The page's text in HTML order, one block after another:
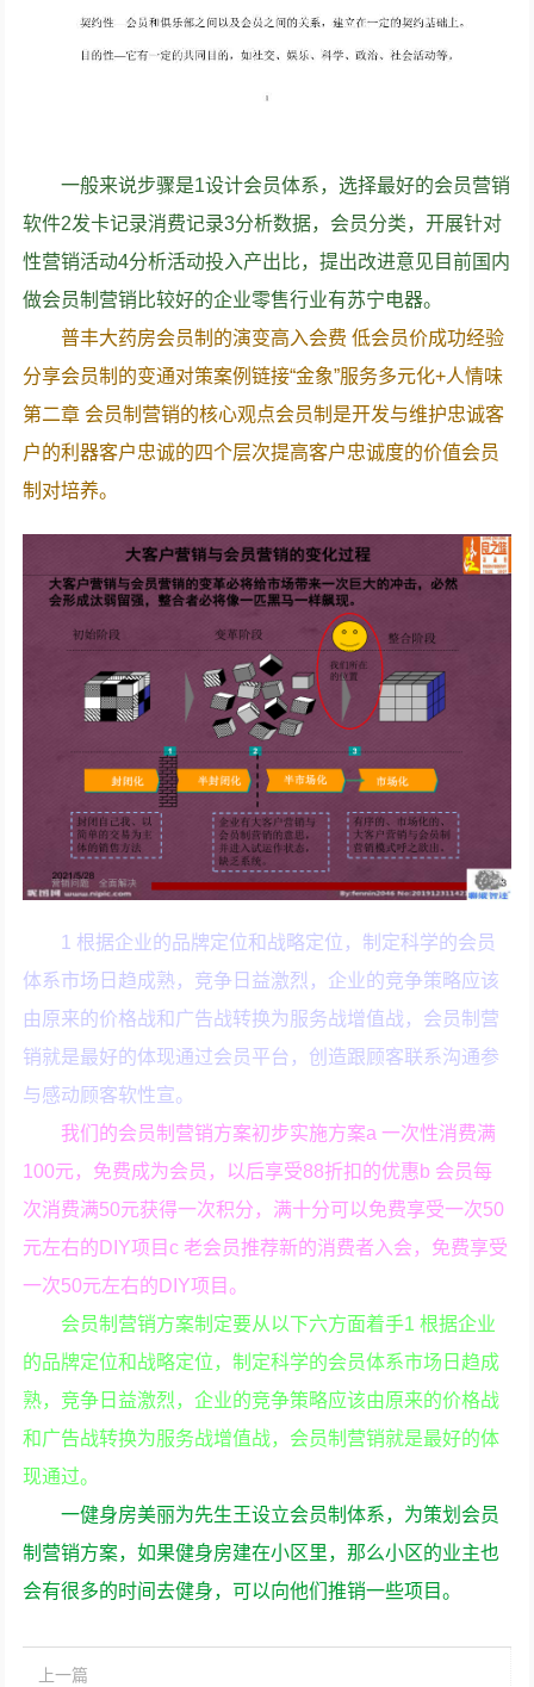
一般来说步骤是1设计会员体系，选择最好的会员营销
软件2发卡记录消费记录3分析数据，会员分类，开展针对
性营销活动4分析活动投入产出比，提出改进意见目前国内
做会员制营销比较好的企业零售行业有苏宁电器。
普丰大药房会员制的演变高入会费 低会员价成功经验
分享会员制的变通对策案例链接“金象”服务多元化+人情味
第二章 会员制营销的核心观点会员制是开发与维护忠诚客
户的利器客户忠诚的四个层次提高客户忠诚度的价值会员
制对培养。
1 根据企业的品牌定位和战略定位，制定科学的会员
体系市场日趋成熟，竞争日益激烈，企业的竞争策略应该
由原来的价格战和广告战转换为服务战增值战，会员制营
销就是最好的体现通过会员平台，创造跟顾客联系沟通参
与感动顾客软性宣。
我们的会员制营销方案初步实施方案a 一次性消费满
100元，免费成为会员，以后享受88折扣的优惠b 会员每
次消费满50元获得一次积分，满十分可以免费享受一次50
元左右的DIY项目c 老会员推荐新的消费者入会，免费享受
一次50元左右的DIY项目。
会员制营销方案制定要从以下六方面着手1 根据企业
的品牌定位和战略定位，制定科学的会员体系市场日趋成
熟，竞争日益激烈，企业的竞争策略应该由原来的价格战
和广告战转换为服务战增值战，会员制营销就是最好的体
现通过。
一健身房美丽为先生王设立会员制体系，为策划会员
制营销方案，如果健身房建在小区里，那么小区的业主也
会有很多的时间去健身，可以向他们推销一些项目。
上一篇